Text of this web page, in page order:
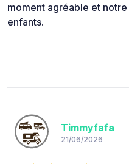
moment agréable et
enfants.
Timmyfafa
21/06/2026